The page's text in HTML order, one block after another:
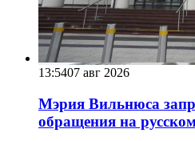
13:5407 авг 2026
Мэрия Вильнюса
обращения на